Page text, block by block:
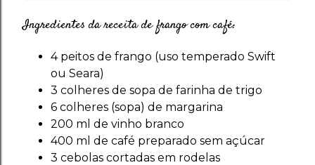
Ingredientes da receita de frango com café:
4 peitos de frango (uso temperado Swift
ou Seara)
3 colheres de sopa de farinha de trigo
6 colheres (sopa) de margarina
200 ml de vinho branco
400 ml de café preparado sem açúcar
3 cebolas cortadas em rodelas